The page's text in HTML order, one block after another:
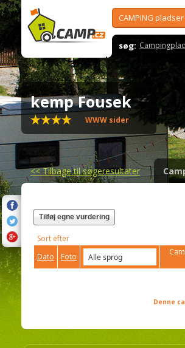
CAMPING pladser
søg:
kemp Fousek
WWW sider
<<Tilbage til søgeresultater
Tilføj egne vurdering
Sort efter
Dato
Foto
Denne